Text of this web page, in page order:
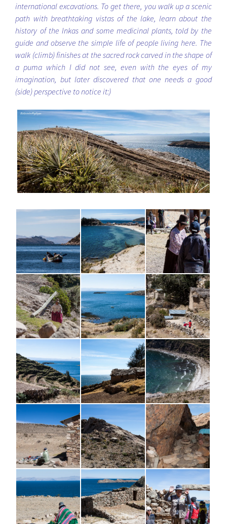
international excavations. To get there, you walk up a scenic
path with breathtaking vistas of the lake, learn about the
history of the Inkas and some medicinal plants, told by the
guide and observe the simple life of people living here. The
walk (climb) finishes at the sacred rock carved in the shape of
a puma which I did not see, even with the eyes of my
imagination, but later discovered that one needs a good
(side) perspective to notice it:)